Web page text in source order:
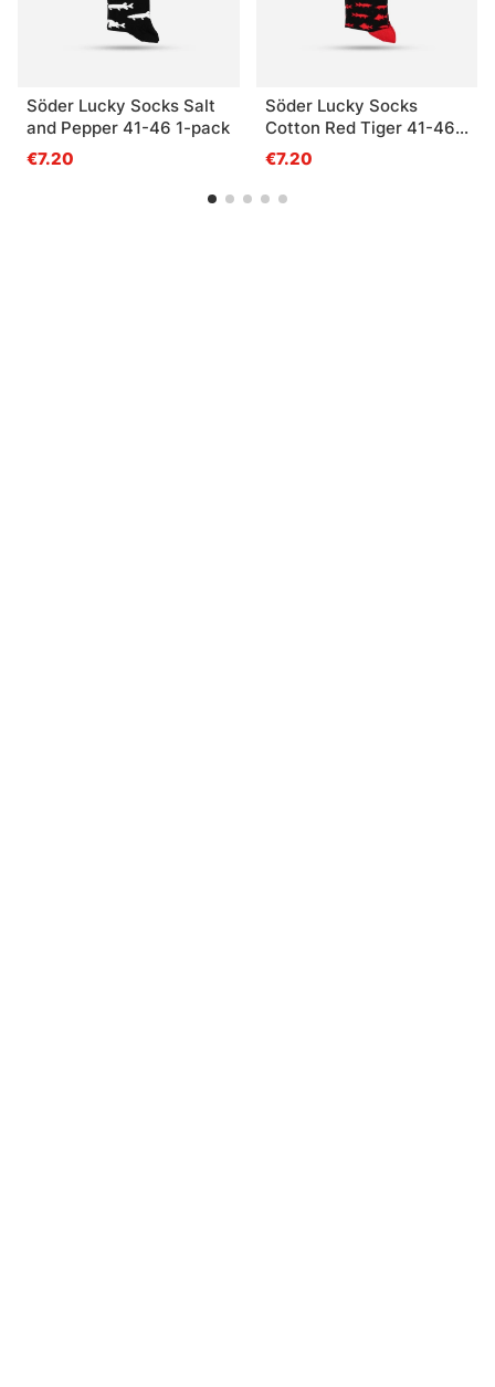
Söder Lucky Socks Salt
and Pepper 41-46 1-pack
€7.20
Söder Lucky Socks
Cotton Red Tiger 41-46
1-pack
€7.20